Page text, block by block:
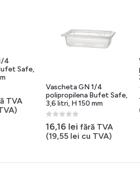
4
Safe,
TVA
Vascheta GN 1/4
polipropilena Bufet Safe,
3,6 litri, H 150 mm
0 out of 5
16,16 lei fără TVA
(19,55 lei cu TVA)